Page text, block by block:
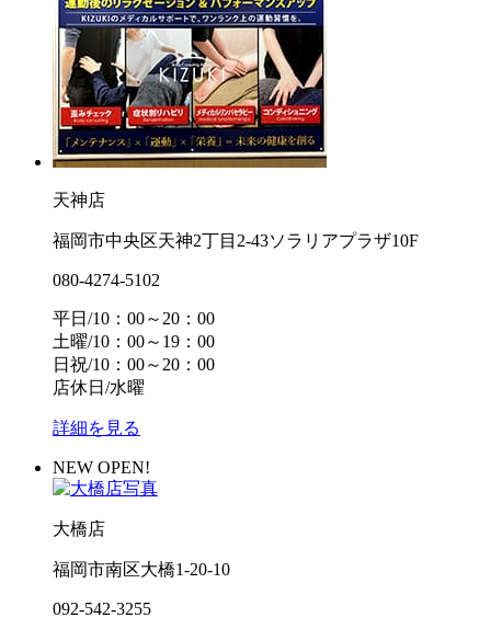
天神店
福岡市中央区天神2丁目2-43ソラリアプラザ10F
080-4274-5102
平日/10：00～20：00
土曜/10：00～19：00
日祝/10：00～20：00
店休日/水曜
詳細を見る
NEW OPEN!
大橋店
福岡市南区大橋1-20-10
092-542-3255